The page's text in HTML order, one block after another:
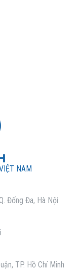
NAM
Đống Đa, Hà Nội
TP. Hồ Chí Minh